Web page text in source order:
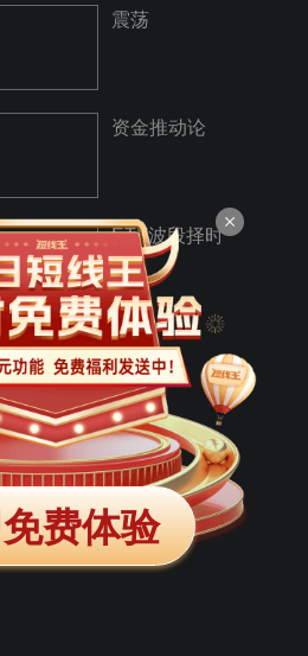
震荡
资金推动论
ETF波段择时
费体验